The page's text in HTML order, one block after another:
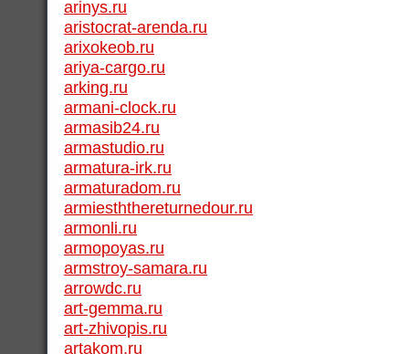
arinys.ru
aristocrat-arenda.ru
arixokeob.ru
ariya-cargo.ru
arking.ru
armani-clock.ru
armasib24.ru
armastudio.ru
armatura-irk.ru
armaturadom.ru
armiesththereturnedour.ru
armonli.ru
armopoyas.ru
armstroy-samara.ru
arrowdc.ru
art-gemma.ru
art-zhivopis.ru
artakom.ru